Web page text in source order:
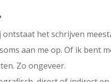
het schrijven
aan me op. Of ik bent
Zo ongeveer.